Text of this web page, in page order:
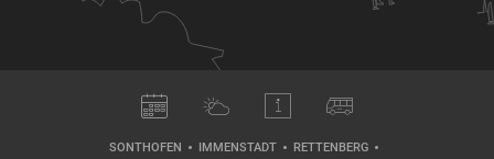
SONTHOFEN IMMENSTADT
RETTENBERG